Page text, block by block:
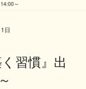
～
日
習慣』出